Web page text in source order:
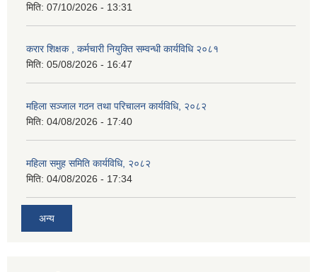
मिति: 07/10/2026 - 13:31
करार शिक्षक , कर्मचारी नियुक्ति सम्वन्धी कार्यविधि २०८१
मिति: 05/08/2026 - 16:47
महिला सञ्जाल गठन तथा परिचालन कार्यविधि, २०८२
मिति: 04/08/2026 - 17:40
महिला समुह समिति कार्यविधि, २०८२
मिति: 04/08/2026 - 17:34
अन्य